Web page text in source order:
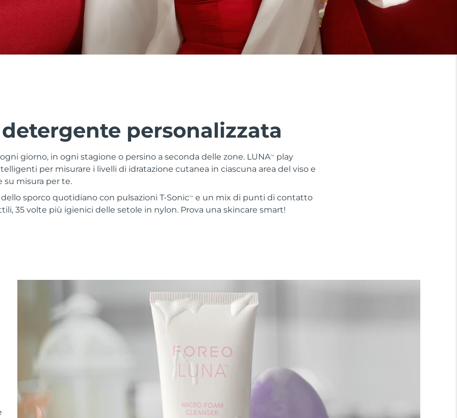
personalizzata
giorno, in ogni stagione o persino a seconda delle zone. LUNATM
play
per misurare i livelli di idratazione cutanea in ciascuna area del viso e
su misura per te.
sporco quotidiano con pulsazioni T-SonicTM
e un mix di punti di contatto
35 volte più igienici delle setole in nylon. Prova una skincare smart!